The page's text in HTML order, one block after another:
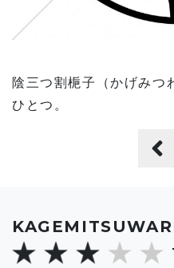
陰三つ割梔子（かげみつ
ひとつ。